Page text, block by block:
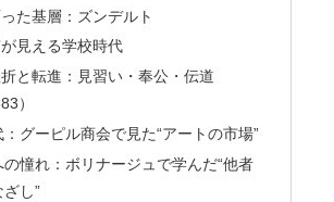
た基層：ズンデルト
見える学校時代
と転進：見習い・奉公・伝道
）
グーピル商会で見た“アートの市場”
憧れ：ボリナージュで学んだ“他者
し”